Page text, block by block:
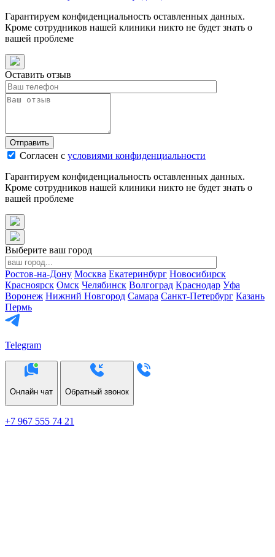
Гарантируем конфиденциальность оставленных данных.
Кроме сотрудников нашей клиники никто не будет знать о
вашей проблеме
Оставить отзыв
Отправить
Согласен с условиями конфиденциальности
Гарантируем конфиденциальность оставленных данных.
Кроме сотрудников нашей клиники никто не будет знать о
вашей проблеме
Выберите ваш город
Ростов-на-Дону Москва Екатеринбург Новосибирск
Красноярск Омск Челябинск Волгоград Краснодар Уфа
Воронеж Нижний Новгород Самара Санкт-Петербург Казань
Пермь
Telegram
Онлайн чат Обратный звонок
+7 967 555 74 21